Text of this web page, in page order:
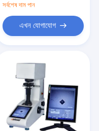
সর্বশেষ দাম পান
এখন যোগাযোগ